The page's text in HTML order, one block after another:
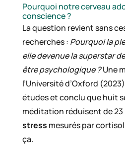
Pourquoi notre cerveau
conscience ?
La question revient sans
recherches : Pourquoi la
elle devenue la superstar
être psychologique ?Une
l’Université d’Oxford
études et conclu que huit
méditation réduisent de 23
stress mesurés par
ça.